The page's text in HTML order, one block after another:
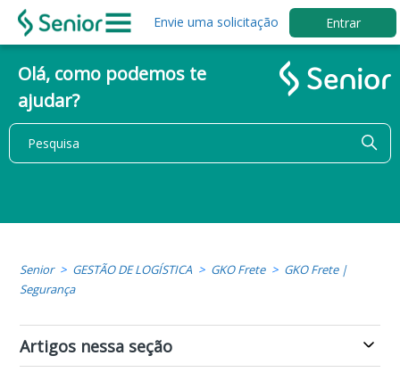
Envie uma solicitação Entrar
Olá, como podemos te
ajudar?
Senior GESTÃO DE LOGÍSTICA GKO Frete
GKO Frete |
Segurança
Artigos nessa seção